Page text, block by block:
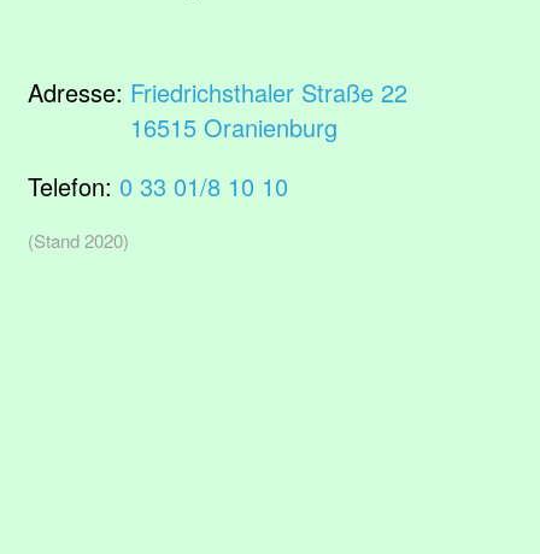
Adresse: Friedrichsthaler Straße 22
16515 Oranienburg
Telefon: 0 33 01/8 10 10
(Stand 2020)